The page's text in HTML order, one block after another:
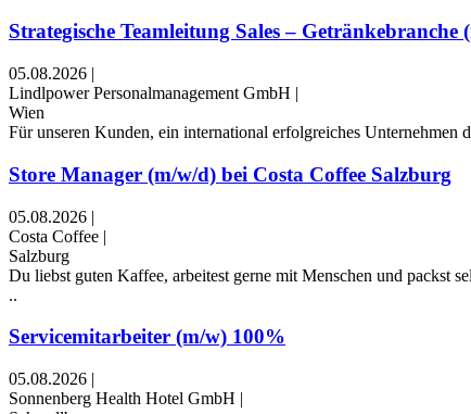
Strategische Teamleitung Sales – Getränkebranche
05.08.2026 |
Lindlpower Personalmanagement GmbH |
Wien
Für unseren Kunden, ein international erfolgreiches Unternehmen
Store Manager (m/w/d) bei Costa Coffee Salzburg
05.08.2026 |
Costa Coffee |
Salzburg
Du liebst guten Kaffee, arbeitest gerne mit Menschen und packst
..
Servicemitarbeiter (m/w) 100%
05.08.2026 |
Sonnenberg Health Hotel GmbH |